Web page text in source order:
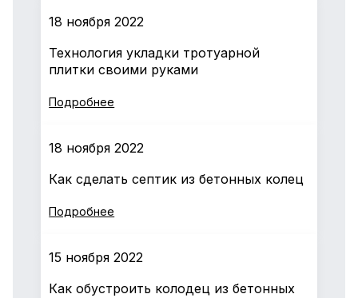
18 ноября 2022
Технология укладки тротуарной
плитки своими руками
Подробнее
18 ноября 2022
Как сделать септик из бетонных колец
Подробнее
15 ноября 2022
Как обустроить колодец из бетонных